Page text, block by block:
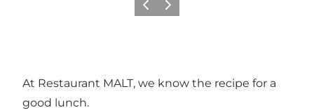
Föregående
Nästa
At Restaurant MALT, we know the recipe for a
good lunch.